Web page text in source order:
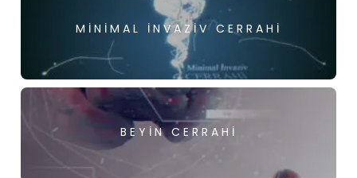
MINIMAL İNVAZIV CERRAHI
BEYIN CERRAHI